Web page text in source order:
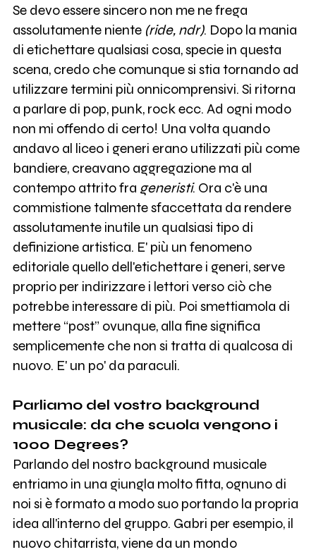
Se devo essere sincero non me ne frega
assolutamente niente (ride, ndr). Dopo la mania
di etichettare qualsiasi cosa, specie in questa
scena, credo che comunque si stia tornando ad
utilizzare termini più onnicomprensivi. Si ritorna
a parlare di pop, punk, rock ecc. Ad ogni modo
non mi offendo di certo! Una volta quando
andavo al liceo i generi erano utilizzati più come
bandiere, creavano aggregazione ma al
contempo attrito fra generisti. Ora c'è una
commistione talmente sfaccettata da rendere
assolutamente inutile un qualsiasi tipo di
definizione artistica. E' più un fenomeno
editoriale quello dell'etichettare i generi, serve
proprio per indirizzare i lettori verso ciò che
potrebbe interessare di più. Poi smettiamola di
mettere “post” ovunque, alla fine significa
semplicemente che non si tratta di qualcosa di
nuovo. E' un po' da paraculi.
Parliamo del vostro background
musicale: da che scuola vengono i
1000 Degrees?
Parlando del nostro background musicale
entriamo in una giungla molto fitta, ognuno di
noi si è formato a modo suo portando la propria
idea all'interno del gruppo. Gabri per esempio, il
nuovo chitarrista, viene da un mondo